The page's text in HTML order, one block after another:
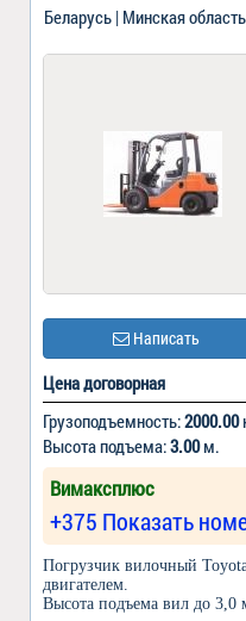
Беларусь | Минская
Написать
Цена договорная
Грузоподъемность:2000.00
Высота подъема:3.00м.
Вимаксплюс
+375 Показать
Погрузчик вилочный
двигателем.
Высота подъема вил до 3,0